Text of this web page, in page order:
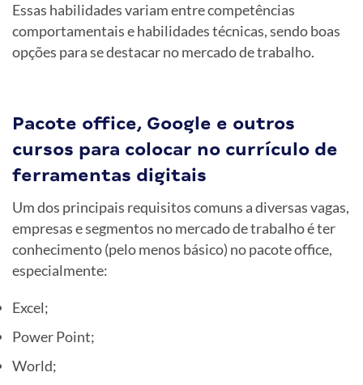
Essas habilidades variam entre competências
comportamentais e habilidades técnicas, sendo boas
opções para se destacar no mercado de trabalho.
Pacote office, Google e outros
cursos para colocar no currículo de
ferramentas digitais
Um dos principais requisitos comuns a diversas vagas,
empresas e segmentos no mercado de trabalho é ter
conhecimento (pelo menos básico) no pacote office,
especialmente:
Excel;
Power Point;
World;